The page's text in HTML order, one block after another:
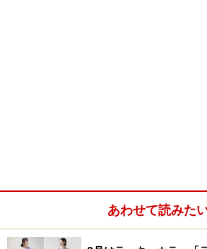
全国の商工会議所で実施されます。
込み方法や受付期間が異なるので注
あわせて読みた